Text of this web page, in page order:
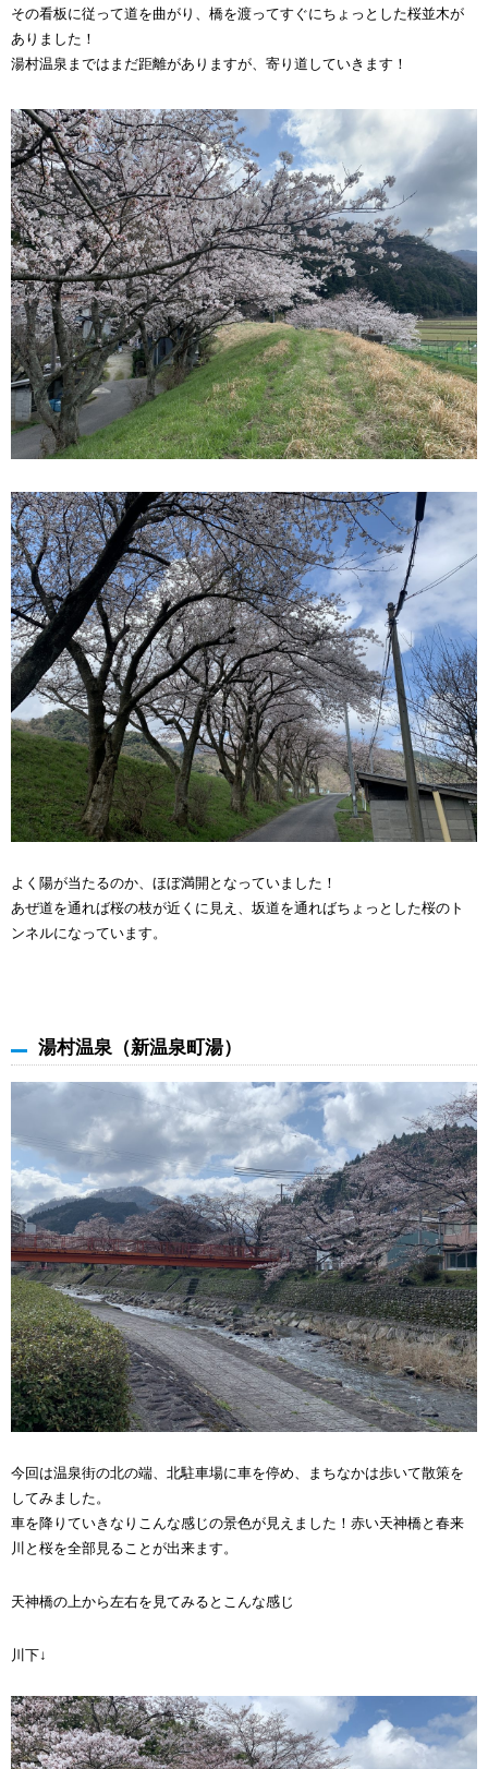
その看板に従って道を曲がり、橋を渡ってすぐにちょっとした桜並木が
ありました！
湯村温泉まではまだ距離がありますが、寄り道していきます！
よく陽が当たるのか、ほぼ満開となっていました！
あぜ道を通れば桜の枝が近くに見え、坂道を通ればちょっとした桜のト
ンネルになっています。
湯村温泉（新温泉町湯）
今回は温泉街の北の端、北駐車場に車を停め、まちなかは歩いて散策を
してみました。
車を降りていきなりこんな感じの景色が見えました！赤い天神橋と春来
川と桜を全部見ることが出来ます。
天神橋の上から左右を見てみるとこんな感じ
川下↓